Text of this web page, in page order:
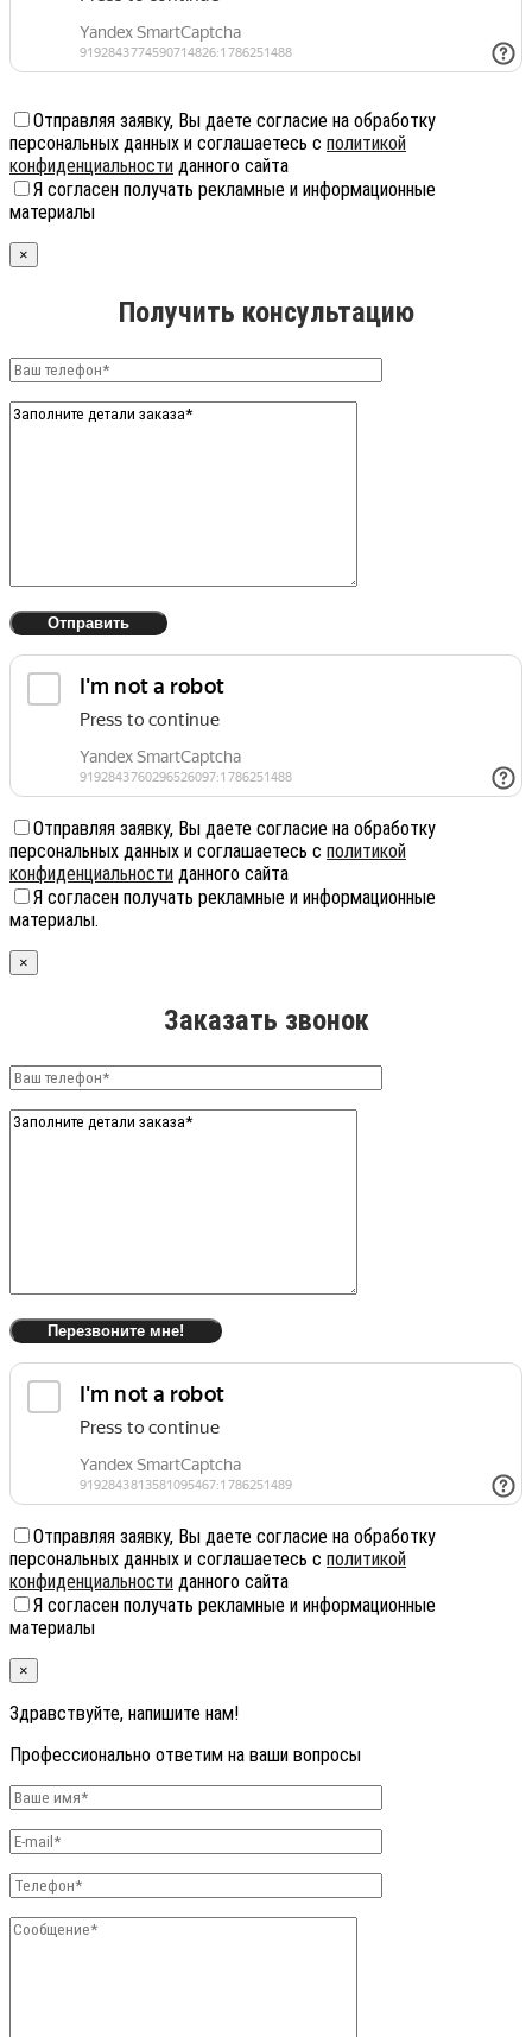
Отправляя заявку, Вы даете согласие на обработку
персональных данных и соглашаетесь с политикой
конфиденциальности данного сайта
Я согласен получать рекламные и информационные
материалы
×
Получить консультацию
Отправляя заявку, Вы даете согласие на обработку
персональных данных и соглашаетесь с политикой
конфиденциальности данного сайта
Я согласен получать рекламные и информационные
материалы.
×
Заказать звонок
Отправляя заявку, Вы даете согласие на обработку
персональных данных и соглашаетесь с политикой
конфиденциальности данного сайта
Я согласен получать рекламные и информационные
материалы
×
Здравствуйте, напишите нам!
Профессионально ответим на ваши вопросы